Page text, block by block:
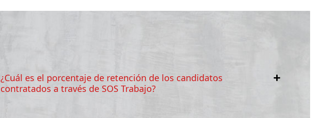
¿Cuál es el porcentaje de retención de los candidatos
contratados a través de SOS Trabajo?